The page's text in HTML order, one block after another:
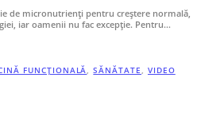
de micronutrienți pentru creștere normală,
iar oamenii nu fac excepție. Pentru…
FUNCȚIONALĂ,SĂNĂTATE, VIDEO